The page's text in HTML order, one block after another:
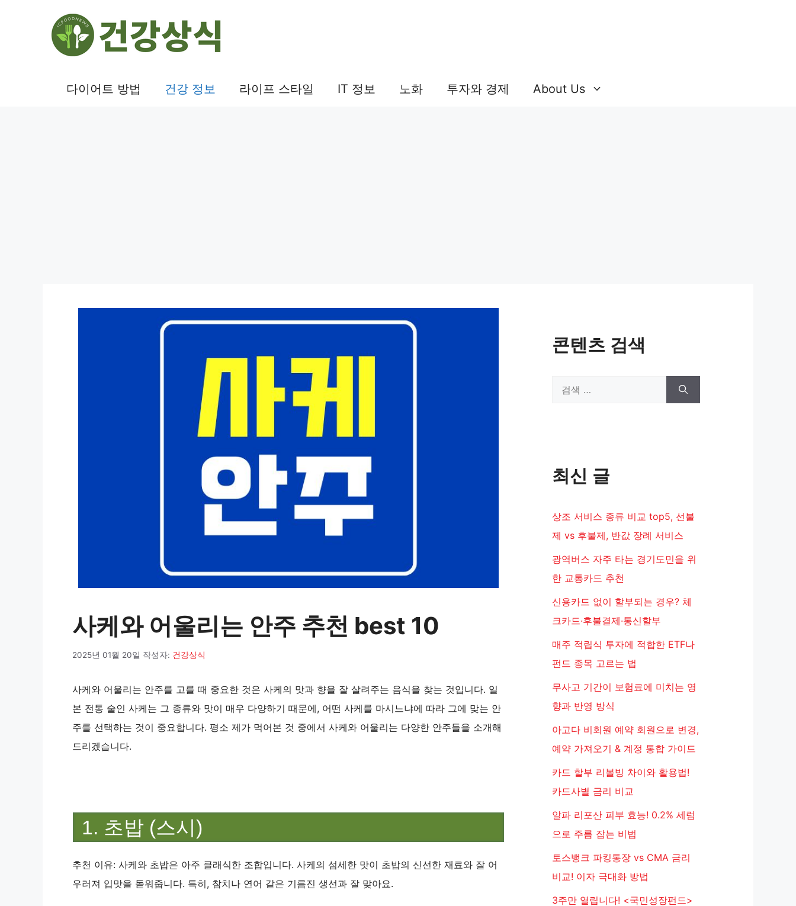
다이어트 방법 건강 정보 라이프 스타일 IT 정보 노화 투자와 경제 About Us
사케와 어울리는 안주 추천 best 10
2025년 01월 20일 작성자: 건강상식
사케와 어울리는 안주를 고를 때 중요한 것은 사케의 맛과 향을 잘 살려주는 음식을 찾는 것입니다. 일
본 전통 술인 사케는 그 종류와 맛이 매우 다양하기 때문에, 어떤 사케를 마시느냐에 따라 그에 맞는 안
주를 선택하는 것이 중요합니다. 평소 제가 먹어본 것 중에서 사케와 어울리는 다양한 안주들을 소개해
드리겠습니다.
1. 초밥 (스시)
추천 이유: 사케와 초밥은 아주 클래식한 조합입니다. 사케의 섬세한 맛이 초밥의 신선한 재료와 잘 어
우러져 입맛을 돋워줍니다. 특히, 참치나 연어 같은 기름진 생선과 잘 맞아요.
콘텐츠 검색
최신 글
상조 서비스 종류 비교 top5, 선불
제 vs 후불제, 반값 장례 서비스
광역버스 자주 타는 경기도민을 위
한 교통카드 추천
신용카드 없이 할부되는 경우? 체
크카드·후불결제·통신할부
매주 적립식 투자에 적합한 ETF나
펀드 종목 고르는 법
무사고 기간이 보험료에 미치는 영
향과 반영 방식
아고다 비회원 예약 회원으로 변경,
예약 가져오기 & 계정 통합 가이드
카드 할부 리볼빙 차이와 활용법!
카드사별 금리 비교
알파 리포산 피부 효능! 0.2% 세럼
으로 주름 잡는 비법
토스뱅크 파킹통장 vs CMA 금리
비교! 이자 극대화 방법
3주만 열립니다! <국민성장펀드>